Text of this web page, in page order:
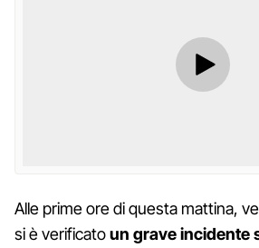
Alle prime ore di questa mattina,
si è verificatoun grave incidente